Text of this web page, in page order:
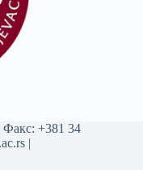
Факс: +381 34
|